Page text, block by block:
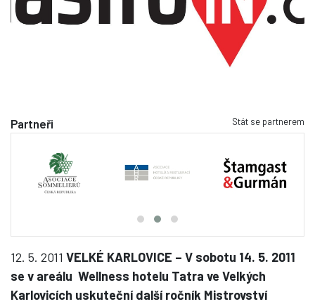
Partneři Stát se partnerem
12. 5. 2011 VELKÉ KARLOVICE – V sobotu 14. 5. 2011
se v areálu Wellness hotelu Tatra ve Velkých
Karlovicích uskuteční další ročník Mistrovství